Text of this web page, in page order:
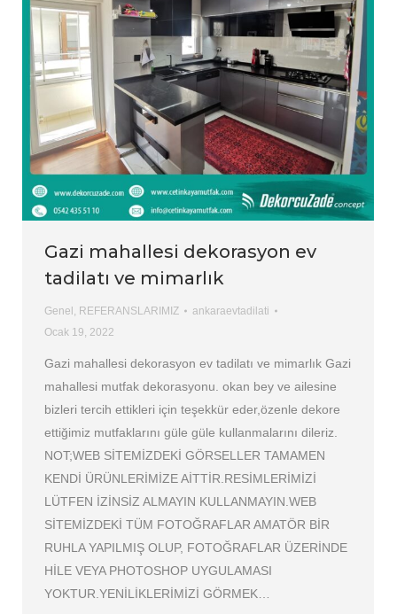
Gazi mahallesi dekorasyon ev
tadilatı ve mimarlık
Genel , REFERANSLARIMIZ
ankaraevtadilati
Ocak 19, 2022
Gazi mahallesi dekorasyon ev tadilatı ve mimarlık Gazi
mahallesi mutfak dekorasyonu. okan bey ve ailesine
bizleri tercih ettikleri için teşekkür eder,özenle dekore
ettiğimiz mutfaklarını güle güle kullanmalarını dileriz.
NOT;WEB SİTEMİZDEKİ GÖRSELLER TAMAMEN
KENDİ ÜRÜNLERİMİZE AİTTİR.RESİMLERİMİZİ
LÜTFEN İZİNSİZ ALMAYIN KULLANMAYIN.WEB
SİTEMİZDEKİ TÜM FOTOĞRAFLAR AMATÖR BİR
RUHLA YAPILMIŞ OLUP, FOTOĞRAFLAR ÜZERİNDE
HİLE VEYA PHOTOSHOP UYGULAMASI
YOKTUR.YENİLİKLERİMİZİ GÖRMEK…